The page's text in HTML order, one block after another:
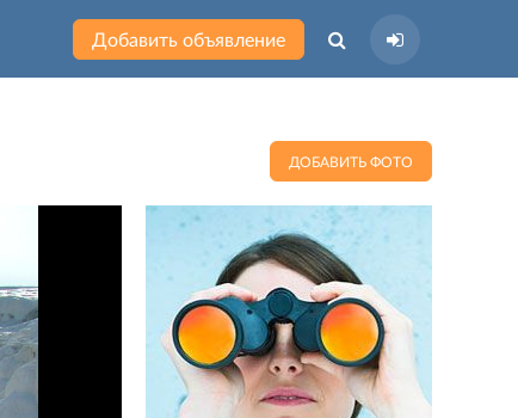
Добавить объявление
ДОБАВИТЬ ФОТО